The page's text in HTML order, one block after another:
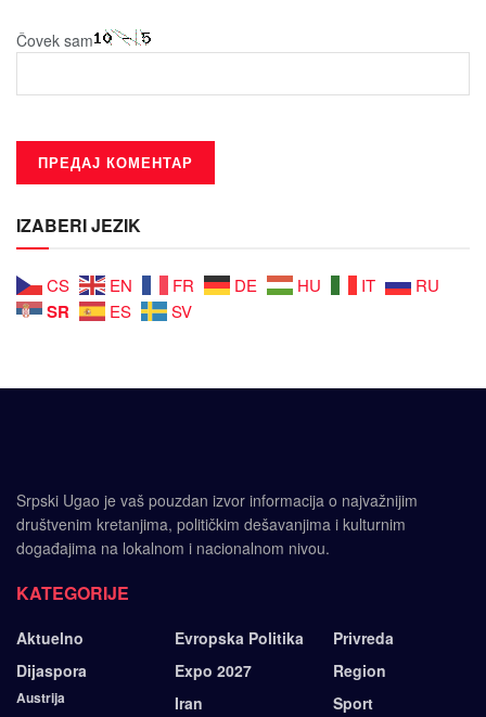
Čovek sam
IZABERI JEZIK
CS EN FR DE HU IT RU
SR ES SV
Srpski Ugao je vaš pouzdan izvor informacija o najvažnijim
društvenim kretanjima, političkim dešavanjima i kulturnim
događajima na lokalnom i nacionalnom nivou.
KATEGORIJE
Aktuelno
Dijaspora
Austrija
Evropska Politika
Expo 2027
Iran
Privreda
Region
Sport